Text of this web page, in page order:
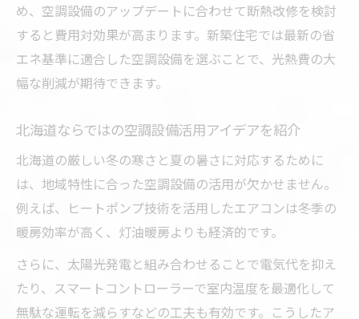
め、空調設備のアップデートに合わせて断熱改修を検討
すると費用対効果が高まります。新築住宅では最新の省
エネ基準に適合した空調設備を選ぶことで、光熱費の大
幅な削減が期待できます。
北海道ならではの空調設備活用アイデアを紹介
北海道の厳しい冬の寒さと夏の暑さに対応するために
は、地域特性に合った空調設備の活用が欠かせません。
例えば、ヒートポンプ技術を活用したエアコンは冬季の
暖房効率が高く、灯油暖房よりも経済的です。
さらに、太陽光発電と組み合わせることで電気代を抑え
たり、スマートコントローラーで室内温度を最適化して
無駄な運転を減らすなどの工夫も有効です。こうしたア